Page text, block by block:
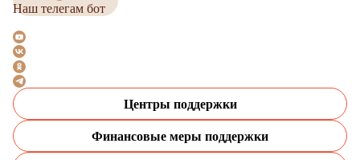
Наш телегам бот
Центры поддержки
Финансовые меры поддержки